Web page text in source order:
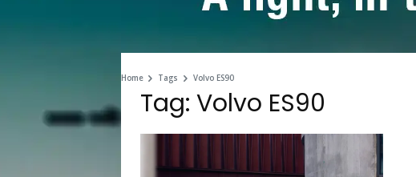
Home Tags Volvo ES90
Tag: Volvo ES90